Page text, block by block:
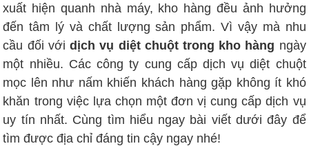
xuất hiện quanh nhà máy, kho hàng đều ảnh hưởng
đến tâm lý và chất lượng sản phẩm. Vì vậy mà nhu
cầu đối vớidịch vụ diệt chuột trong kho hàng ngày
một nhiều. Các công ty cung cấp dịch vụ diệt chuột
mọc lên như nấm khiến khách hàng gặp không ít khó
khăn trong việc lựa chọn một đơn vị cung cấp dịch vụ
uy tín nhất. Cùng tìm hiểu ngay bài viết dưới đây để
tìm được địa chỉ đáng tin cậy ngay nhé!